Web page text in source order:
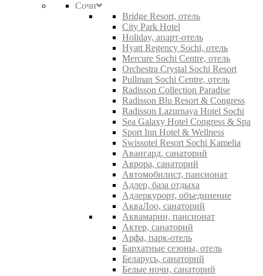
Сочи
Bridge Resort, отель
City Park Hotel
Holiday, апарт-отель
Hyatt Regency Sochi, отель
Mercure Sochi Centre, отель
Orchestra Crystal Sochi Resort
Pullman Sochi Centre, отель
Radisson Collection Paradise
Radisson Blu Resort & Congress
Radisson Lazurnaya Hotel Sochi
Sea Galaxy Hotel Congress & Spa
Sport Inn Hotel & Wellness
Swissotel Resort Sochi Kamelia
Авангард, санаторий
Аврора, санаторий
Автомобилист, пансионат
Адлер, база отдыха
Адлеркурорт, объединение
АкваЛоо, санаторий
Аквамарин, пансионат
Актер, санаторий
Арфа, парк-отель
Бархатные сезоны, отель
Беларусь, санаторий
Белые ночи, санаторий